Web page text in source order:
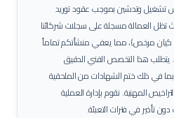
تشغيل وتدشينبموجب عقود توريد
تظل العمالة مسجلة على سجلات شركائنا
/ كيان مرخص)، مما يعفي منشأتكم تماماً
يتطلب هذا التخصص الفني الدقيق
في ذلك ختم الشهادات من الملحقية
المهنية. نقوم بإدارة العملية
تأخير في فترات التعبئة.